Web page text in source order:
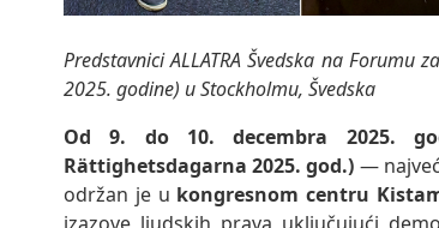
Predstavnici ALLATRA Švedska na
2025. godine) u Stockholmu, Švedska
Od 9. do 10. decembra 2025.
Rättighetsdagarna 2025. god.) —
održan je u kongresnom centru